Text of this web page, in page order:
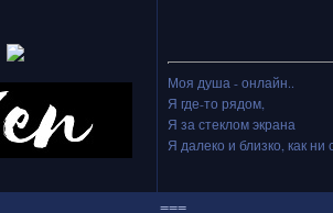
Моя душа - онлайн..
Я где-то рядом,
Я за стеклом экрана
Я далеко и близко, как ни
===